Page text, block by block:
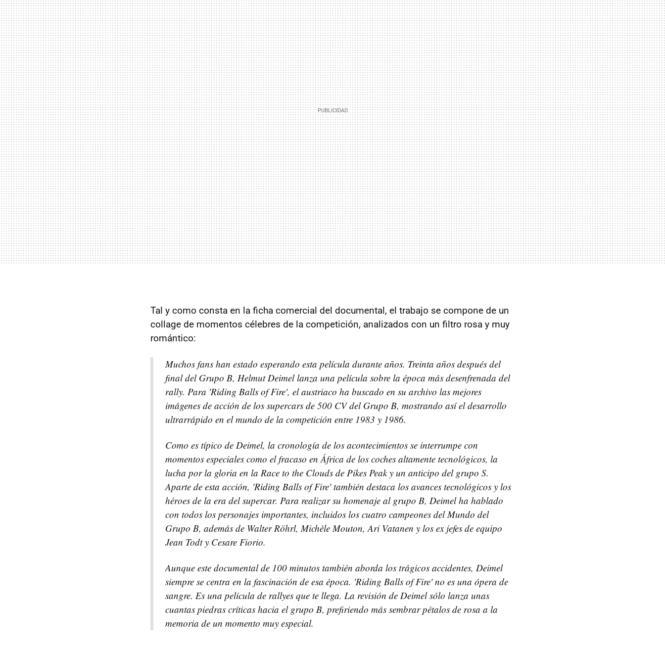
Tal y como consta en la ficha comercial del documental, el trabajo se compone de un
collage de momentos célebres de la competición, analizados con un filtro rosa y muy
romántico:
Muchos fans han estado esperando esta película durante años. Treinta años después del
final del Grupo B, Helmut Deimel lanza una película sobre la época más desenfrenada del
rally. Para 'Riding Balls of Fire', el austriaco ha buscado en su archivo las mejores
imágenes de acción de los supercars de 500 CV del Grupo B, mostrando así el desarrollo
ultrarrápido en el mundo de la competición entre 1983 y 1986.
Como es típico de Deimel, la cronología de los acontecimientos se interrumpe con
momentos especiales como el fracaso en África de los coches altamente tecnológicos, la
lucha por la gloria en la Race to the Clouds de Pikes Peak y un anticipo del grupo S.
Aparte de esta acción, 'Riding Balls of Fire' también destaca los avances tecnológicos y los
héroes de la era del supercar. Para realizar su homenaje al grupo B, Deimel ha hablado
con todos los personajes importantes, incluidos los cuatro campeones del Mundo del
Grupo B, además de Walter Röhrl, Michèle Mouton, Ari Vatanen y los ex jefes de equipo
Jean Todt y Cesare Fiorio.
Aunque este documental de 100 minutos también aborda los trágicos accidentes, Deimel
siempre se centra en la fascinación de esa época. 'Riding Balls of Fire' no es una ópera de
sangre. Es una película de rallyes que te llega. La revisión de Deimel sólo lanza unas
cuantas piedras críticas hacia el grupo B, prefiriendo más sembrar pétalos de rosa a la
memoria de un momento muy especial.